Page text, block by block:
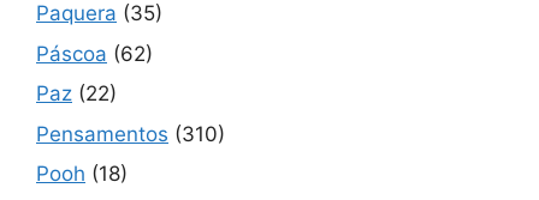
Paquera (35)
Páscoa (62)
Paz (22)
Pensamentos (310)
Pooh (18)